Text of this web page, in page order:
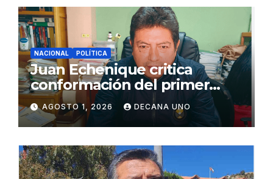
NACIONAL POLÍTICA
Juan Echenique critica
conformación del primer
gabinete ministerial de Keiko
Fujimori
AGOSTO 1, 2026 DECANA UNO